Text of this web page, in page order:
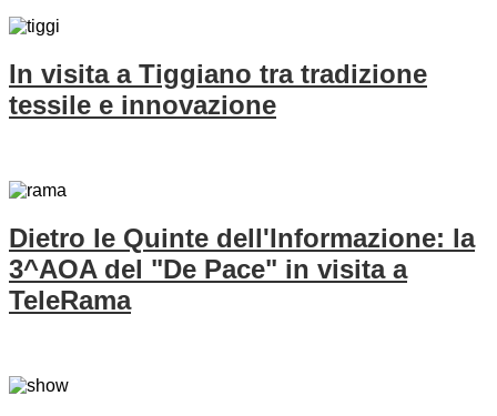
In visita a Tiggiano tra tradizione
tessile e innovazione
Dietro le Quinte dell'Informazione: la
3^AOA del "De Pace" in visita a
TeleRama